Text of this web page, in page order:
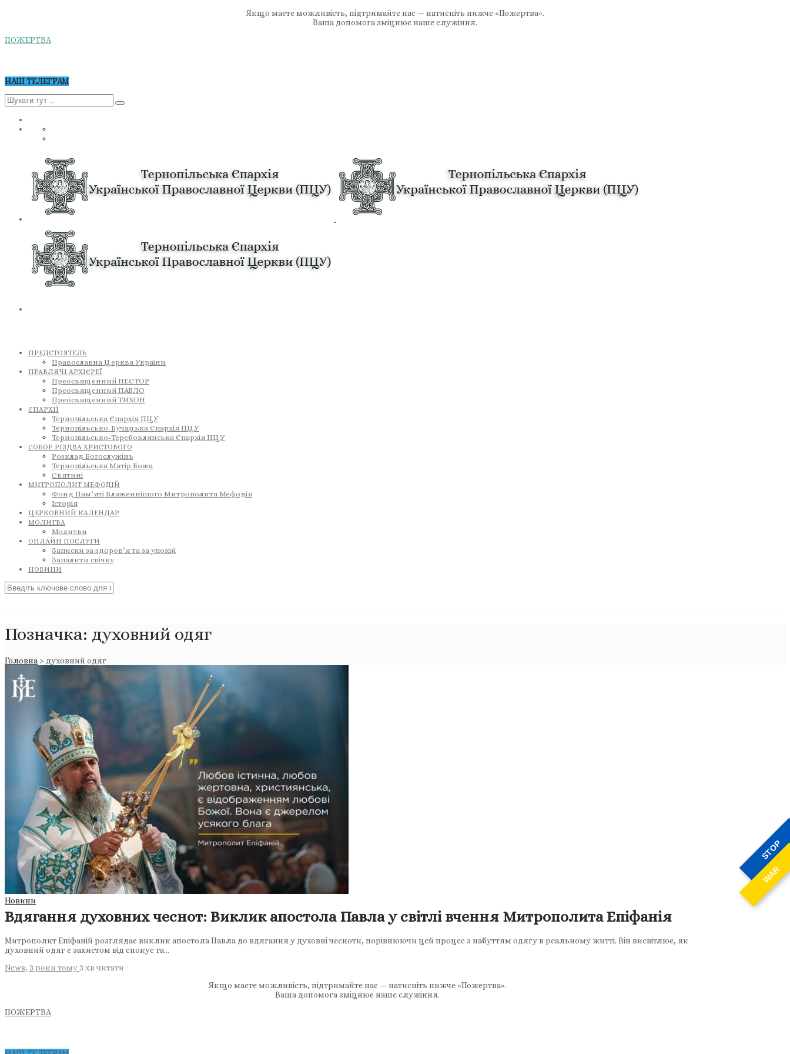
STOP
WAR
Якщо маєте можливість, підтримайте нас — натисніть нижче «Пожертва».
Ваша допомога зміцнює наше служіння.
ПОЖЕРТВА
НАШ ТЕЛЕГРАМ
ПРЕДСТОЯТЕЛЬ
Православна Церква України
ПРАВЛЯЧІ АРХІЄРЕЇ
Преосвященний НЕСТОР
Преосвященний ПАВЛО
Преосвященний ТИХОН
ЄПАРХІЇ
Тернопільська Єпархія ПЦУ
Тернопільсько-Бучацька Єпархія ПЦУ
Тернопільсько-Теребовлянська Єпархія ПЦУ
СОБОР РІЗДВА ХРИСТОВОГО
Розклад Богослужінь
Тернопільська Матір Божа
Святині
МИТРОПОЛИТ МЕФОДІЙ
Фонд Пам’яті Блаженнішого Митрополита Мефодія
Історія
ЦЕРКОВНИЙ КАЛЕНДАР
МОЛИТВА
Молитви
ОНЛАЙН ПОСЛУГИ
Записки за здоров’я та за упокій
Запалити свічку
НОВИНИ
Позначка: духовний одяг
Головна > духовний одяг
Новини
Вдягання духовних чеснот: Виклик апостола Павла у світлі вчення Митрополита Епіфанія
Митрополит Епіфаній розглядає виклик апостола Павла до вдягання у духовні чесноти, порівнюючи цей процес з набуттям одягу в реальному житті. Він висвітлює, як
духовний одяг є захистом від спокус та…
News, 3 роки тому3 хв читати
Якщо маєте можливість, підтримайте нас — натисніть нижче «Пожертва».
Ваша допомога зміцнює наше служіння.
ПОЖЕРТВА